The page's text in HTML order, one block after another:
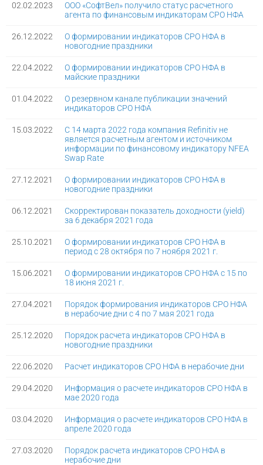
02.02.2023
ООО «СофтВел» получило статус расчетного
агента по финансовым индикаторам СРО НФА
26.12.2022
О формировании индикаторов СРО НФА в
новогодние праздники
22.04.2022
О формировании индикаторов СРО НФА в
майские праздники
01.04.2022
О резервном канале публикации значений
индикаторов СРО НФА
15.03.2022
С 14 марта 2022 года компания Refinitiv не
является расчетным агентом и источником
информации по финансовому индикатору NFEA
Swap Rate
27.12.2021
О формировании индикаторов СРО НФА в
новогодние праздники
06.12.2021
Скорректирован показатель доходности (yield)
за 6 декабря 2021 года
25.10.2021
О формировании индикаторов СРО НФА в
период с 28 октября по 7 ноября 2021 г.
15.06.2021
О формировании индикаторов СРО НФА с 15 по
18 июня 2021 г.
27.04.2021
Порядок формирования индикаторов СРО НФА
в нерабочие дни с 4 по 7 мая 2021 года
25.12.2020
Порядок расчета индикаторов СРО НФА в
новогодние праздники
22.06.2020 Расчет индикаторов СРО НФА в нерабочие дни
29.04.2020
Информация о расчете индикаторов СРО НФА в
мае 2020 года
03.04.2020
Информация о расчете индикаторов СРО НФА в
апреле 2020 года
27.03.2020
Порядок расчета индикаторов СРО НФА в
нерабочие дни